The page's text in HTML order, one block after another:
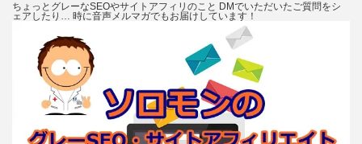
ちょっとグレーなSEOやサイトアフィリのこと DMでいただいたご質問をシ
ェアしたり… 時に音声メルマガでもお届けしています！